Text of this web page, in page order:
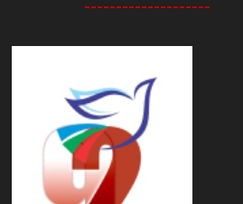
--------------------